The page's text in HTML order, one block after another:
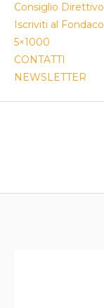
Consiglio Direttivo
Iscriviti al Fondaco
5×1000
CONTATTI
NEWSLETTER